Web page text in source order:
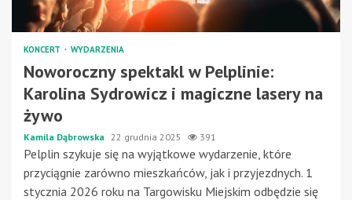
KONCERT WYDARZENIA
Noworoczny spektakl w Pelplinie:
Karolina Sydrowicz i magiczne lasery na
żywo
Kamila Dąbrowska 22 grudnia 2025 391
Pelplin szykuje się na wyjątkowe wydarzenie, które
przyciągnie zarówno mieszkańców, jak i przyjezdnych. 1
stycznia 2026 roku na Targowisku Miejskim odbędzie się